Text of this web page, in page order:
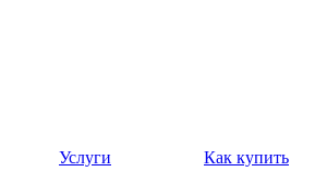
Услуги
Как купить